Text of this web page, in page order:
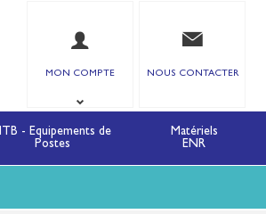
MON COMPTE NOUS CONTACTER
- Equipements de
Postes
Matériels
ENR